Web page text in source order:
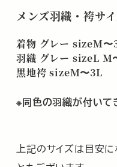
メンズ羽織・袴サ
着物 グレー sizeM
羽織 グレー sizeL M
黒地袴 sizeM〜3L
※同色の羽織が付いて
上記のサイズは目安に